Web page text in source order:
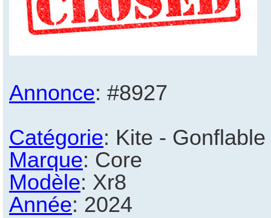
Annonce: #8927
Catégorie: Kite - Gonflable
Marque: Core
Modèle: Xr8
Année: 2024